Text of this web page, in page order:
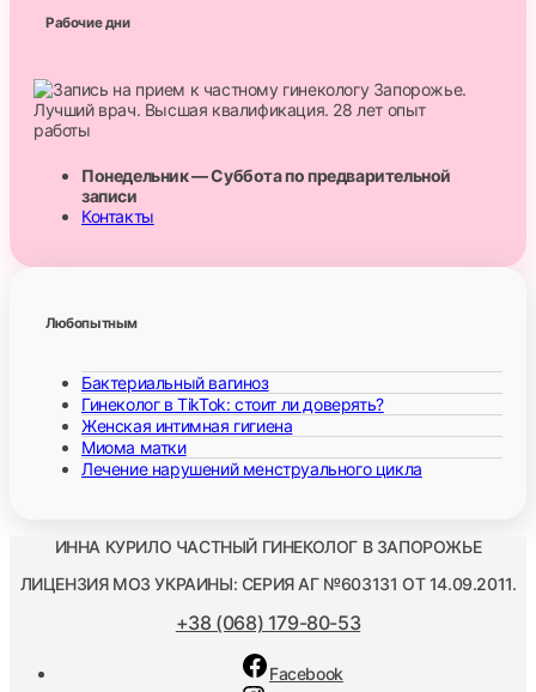
Рабочие дни
Понедельник — Суббота по предварительной
записи
Контакты
Любопытным
Бактериальный вагиноз
Гинеколог в TikTok: стоит ли доверять?
Женская интимная гигиена
Миома матки
Лечение нарушений менструального цикла
ИННА КУРИЛО ЧАСТНЫЙ ГИНЕКОЛОГ В ЗАПОРОЖЬЕ
ЛИЦЕНЗИЯ МОЗ УКРАИНЫ: СЕРИЯ АГ №603131 ОТ 14.09.2011.
+38 (068) 179-80-53
Facebook